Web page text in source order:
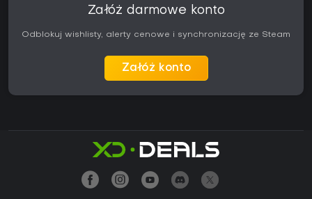
Załóż darmowe konto
Odblokuj wishlisty, alerty cenowe i synchronizację ze Steam
Załóż konto